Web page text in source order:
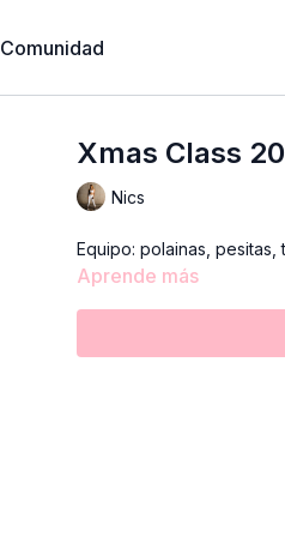
Comunidad
Xmas Class
Nics
Equipo: polainas, pesitas,
Aprende más